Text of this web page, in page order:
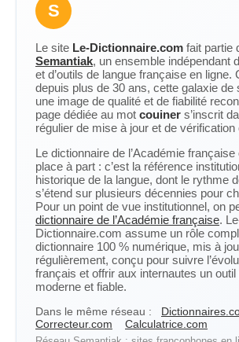
S
Le site Le-Dictionnaire.com fait partie
Semantiak, un ensemble indépendant
et d’outils de langue française en ligne.
depuis plus de 30 ans, cette galaxie de
une image de qualité et de fiabilité
page dédiée au mot couiner s’inscrit
régulier de mise à jour et de vérification
Le dictionnaire de l’Académie
place à part : c’est la référence
historique de la langue, dont le rythme
s’étend sur plusieurs décennies pour
Pour un point de vue institutionnel, on
dictionnaire de l’Académie française.
Dictionnaire.com assume un rôle
dictionnaire 100 % numérique, mis à
régulièrement, conçu pour suivre
français et offrir aux internautes un outil
moderne et fiable.
Dans le même réseau :
Correcteur.com
Calculatrice.com